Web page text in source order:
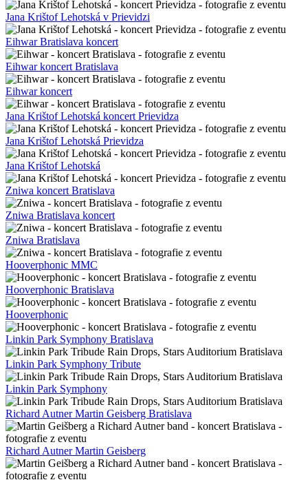
Jose Garcia Dance Academy foto
Jose Garcia Dance Academy
Lenka Filipová koncert Bratislava
Lenka Filipová Bratislava
Lenka Filipová
Richard Autner koncert v Blue Note
Richard Autner Blue Note koncert
Richard Autner Blue Note
Deloraine Bratislava
Deloraine Bratislava koncert
Deloraine event Bratislava
Jana Krištof Lehotská v Prievidzi koncert
Jana Krištof Lehotská v Prievidzi koncert
Jana Krištof Lehotská v Prievidzi
Eihwar Bratislava koncert
Eihwar koncert Bratislava
Eihwar koncert